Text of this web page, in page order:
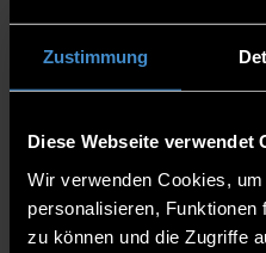
Zustimmung
Diese Webseite verwendet
Wir verwenden Cookies,
personalisieren, Funktionen
zu können und die Zugriffe
Professors
Professor
Grafenau
08552/975620-19